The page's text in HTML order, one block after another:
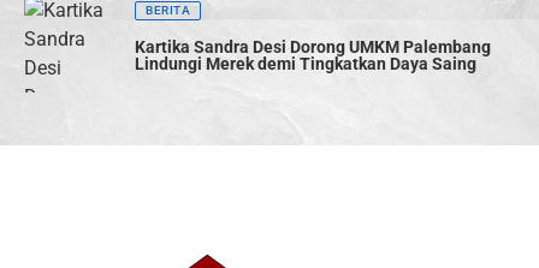
BERITA
Kartika Sandra Desi Dorong UMKM Palembang
Lindungi Merek demi Tingkatkan Daya Saing